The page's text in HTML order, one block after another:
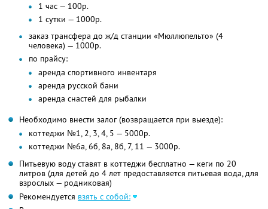
1 час — 100р.
1 сутки — 1000р.
заказ трансфера до ж/д станции «Мюллюпельто» (4
человека) — 1000р.
по прайсу:
аренда спортивного инвентаря
аренда русской бани
аренда снастей для рыбалки
Необходимо внести залог (возвращается при выезде):
коттеджи №1, 2, 3, 4, 5 — 5000р.
коттеджи №6а, 6б, 8а, 8б, 7, 11 — 3000р.
Питьевую воду ставят в коттеджи бесплатно — кеги по 20
литров (для детей до 4 лет предоставляется питьевая вода, для
взрослых — родниковая)
Рекомендуется взять с собой: